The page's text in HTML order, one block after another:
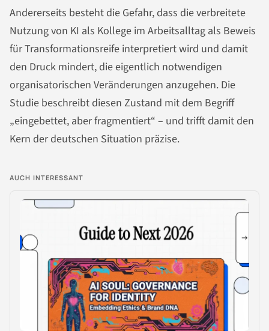
Andererseits besteht die Gefahr, dass die verbreitete
Nutzung von KI als Kollege im Arbeitsalltag als Beweis
für Transformationsreife interpretiert wird und damit
den Druck mindert, die eigentlich notwendigen
organisatorischen Veränderungen anzugehen. Die
Studie beschreibt diesen Zustand mit dem Begriff
„eingebettet, aber fragmentiert“ – und trifft damit den
Kern der deutschen Situation präzise.
AUCH INTERESSANT